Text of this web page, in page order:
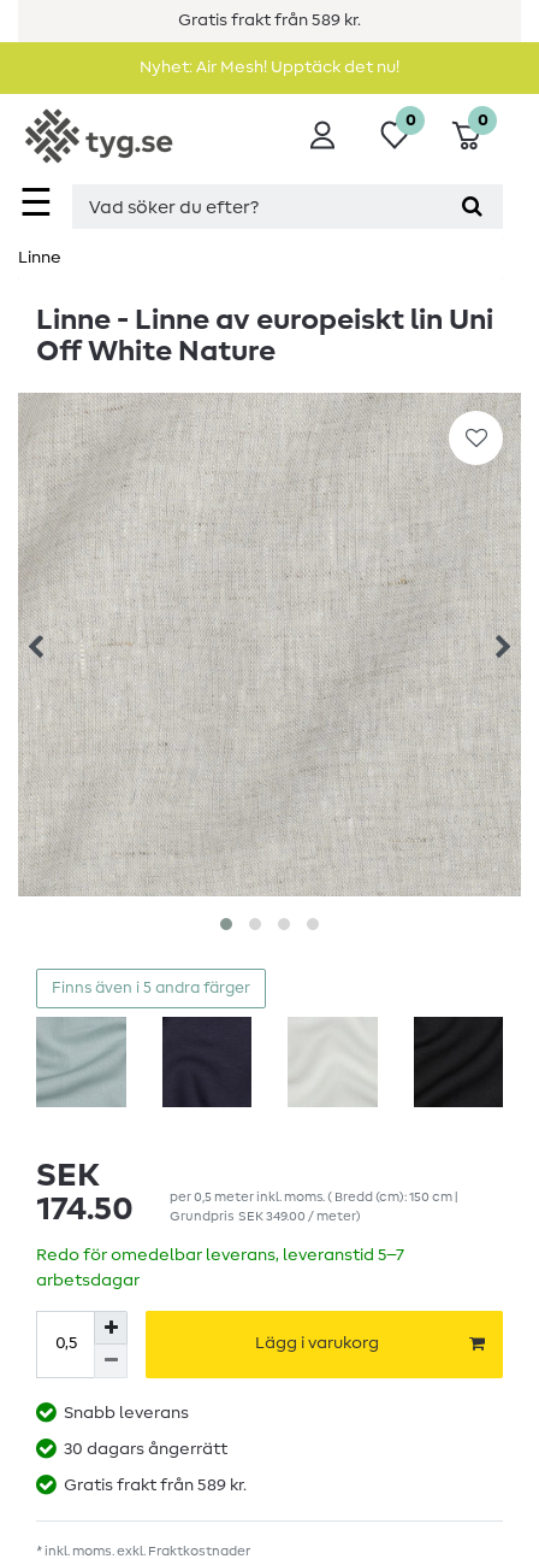
Gratis frakt från 589 kr.
Nyhet: Air Mesh! Upptäck det nu!
☰
0 0
Linne
Linne - Linne av europeiskt lin Uni
Off White Nature
Finns även i 5 andra färger
SEK
174.50
per0,5 meterinkl. moms. ( Bredd (cm): 150 cm |
Grundpris SEK 349.00 / meter)
Redo för omedelbar leverans, leveranstid 5–7
arbetsdagar
Lägg i varukorg
Snabb leverans
30 dagars ångerrätt
Gratis frakt från 589 kr.
* inkl. moms. exkl. Fraktkostnader